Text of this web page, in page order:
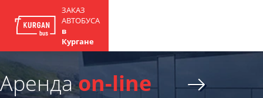
ЗАКАЗ
АВТОБУСА
в
Кургане
Арендаon-line